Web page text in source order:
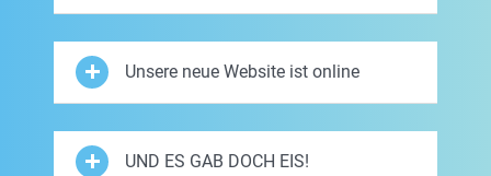
Unsere neue Website ist online
UND ES GAB DOCH EIS!